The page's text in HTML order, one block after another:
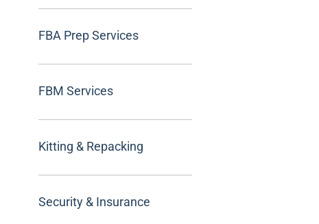
FBA Prep Services
FBM Services
Kitting & Repacking
Security & Insurance